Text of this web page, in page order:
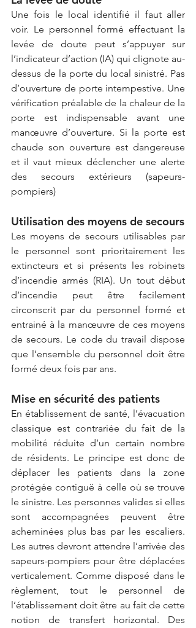
Une fois le local identifié il faut aller
voir. Le personnel formé effectuant la
levée de doute peut s’appuyer sur
l’indicateur d’action (IA) qui clignote au-
dessus de la porte du local sinistré. Pas
d’ouverture de porte intempestive. Une
vérification préalable de la chaleur de la
porte est indispensable avant une
manœuvre d’ouverture. Si la porte est
chaude son ouverture est dangereuse
et il vaut mieux déclencher une alerte
des secours extérieurs (sapeurs-
pompiers)
Utilisation des moyens de secours
Les moyens de secours utilisables par
le personnel sont prioritairement les
extincteurs et si présents les robinets
d’incendie armés (RIA). Un tout début
d’incendie peut être facilement
circonscrit par du personnel formé et
entrainé à la manœuvre de ces moyens
de secours. Le code du travail dispose
que l’ensemble du personnel doit être
formé deux fois par ans.
Mise en sécurité des patients
En établissement de santé, l’évacuation
classique est contrariée du fait de la
mobilité réduite d’un certain nombre
de résidents. Le principe est donc de
déplacer les patients dans la zone
protégée contiguë à celle où se trouve
le sinistre. Les personnes valides si elles
sont accompagnées peuvent être
acheminées plus bas par les escaliers.
Les autres devront attendre l’arrivée des
sapeurs-pompiers pour être déplacées
verticalement. Comme disposé dans le
règlement, tout le personnel de
l’établissement doit être au fait de cette
notion de transfert horizontal. Des